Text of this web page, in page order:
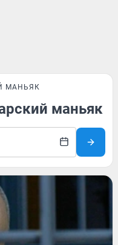
МАНЬЯК
маньяк